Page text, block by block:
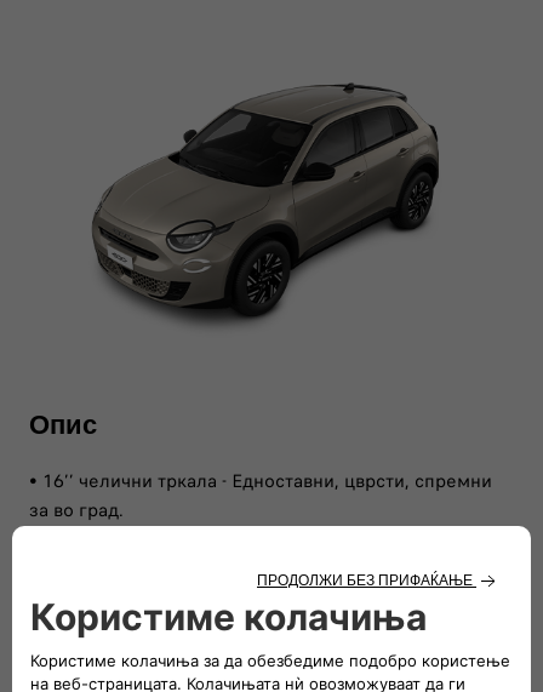
Опис
• 16’’ челични тркала​ - Едноставни, цврсти, спремни
за во град.
• Мат црни капаци на надворешните ретровизори -
Мат обработки со смел карактер.